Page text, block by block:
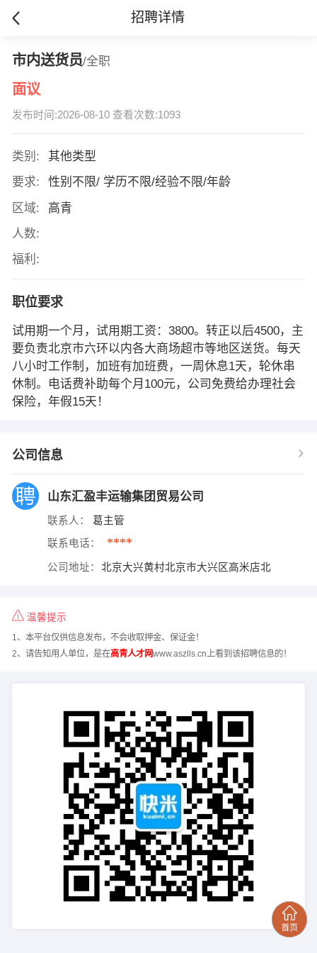
招聘详情
市内送货员/全职
面议
发布时间:2026-08-10 查看次数:1093
类别:
其他类型
要求:
性别不限/ 学历不限/经验不限/年龄
区域:
高青
人数:
福利:
职位要求
试用期一个月，试用期工资：3800。转正以后4500，主
要负责北京市六环以内各大商场超市等地区送货。每天
八小时工作制，加班有加班费，一周休息1天，轮休串
休制。电话费补助每个月100元，公司免费给办理社会
保险，年假15天！
公司信息
山东汇盈丰运输集团贸易公司
联系人： 葛主管
联系电话： ****
公司地址： 北京大兴黄村北京市大兴区高米店北
温馨提示
1、本平台仅供信息发布，不会收取押金、保证金！
2、请告知用人单位，是在高青人才网www.aszlls.cn上看到该招聘信息的！